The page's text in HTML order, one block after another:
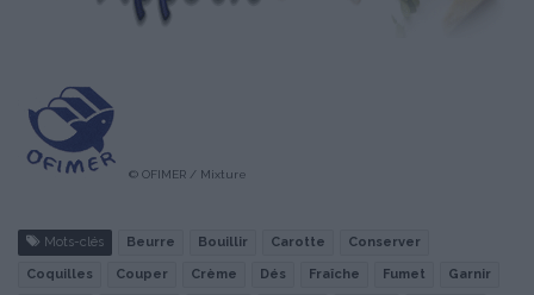
© OFIMER / Mixture
Mots-clés Beurre Bouillir Carotte Conserver
Coquilles Couper Crème Dés Fraîche Fumet Garnir